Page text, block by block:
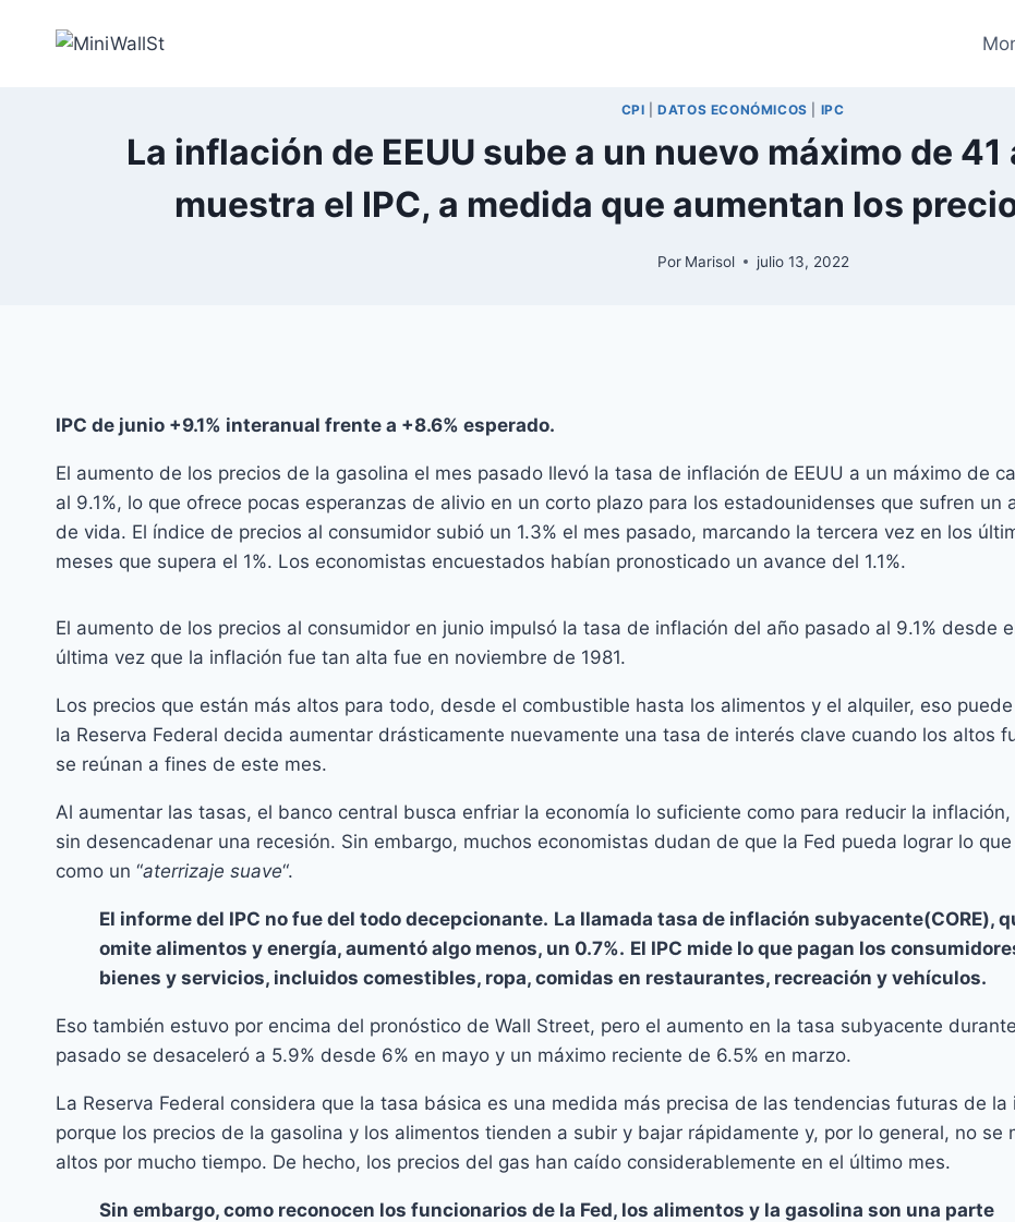
CPI |DATOS ECONÓMICOS IPC
La inflación de EEUU sube a un nuevo máximo de 41
muestra el IPC, a medida que aumentan los
Por Marisol julio 13, 2022
IPC de junio +9.1% interanual frente a +8.6% esperado.
El aumento de los precios de la gasolina el mes pasado llevó la tasa de inflación de EEUU a un máximo de
al 9.1%, lo que ofrece pocas esperanzas de alivio en un corto plazo para los estadounidenses que sufren un
de vida. El índice de precios al consumidor subió un 1.3% el mes pasado, marcando la tercera vez en los
meses que supera el 1%. Los economistas encuestados habían pronosticado un avance del 1.1%.
El aumento de los precios al consumidor en junio impulsó la tasa de inflación del año pasado al 9.1% desde
última vez que la inflación fue tan alta fue en noviembre de 1981.
Los precios que están más altos para todo, desde el combustible hasta los alimentos y el alquiler, eso
la Reserva Federal decida aumentar drásticamente nuevamente una tasa de interés clave cuando los altos
se reúnan a fines de este mes.
Al aumentar las tasas, el banco central busca enfriar la economía lo suficiente como para reducir la
sin desencadenar una recesión. Sin embargo, muchos economistas dudan de que la Fed pueda lograr lo
como un “aterrizaje suave“.
El informe del IPC no fue del todo decepcionante. La llamada tasa de inflación subyacente(CORE),
omite alimentos y energía, aumentó algo menos, un 0.7%. El IPC mide lo que pagan los
bienes y servicios, incluidos comestibles, ropa, comidas en restaurantes, recreación y vehículos.
Eso también estuvo por encima del pronóstico de Wall Street, pero el aumento en la tasa subyacente
pasado se desaceleró a 5.9% desde 6% en mayo y un máximo reciente de 6.5% en marzo.
La Reserva Federal considera que la tasa básica es una medida más precisa de las tendencias futuras de la
porque los precios de la gasolina y los alimentos tienden a subir y bajar rápidamente y, por lo general, no se
altos por mucho tiempo. De hecho, los precios del gas han caído considerablemente en el último mes.
Sin embargo, como reconocen los funcionarios de la Fed, los alimentos y la gasolina son una parte